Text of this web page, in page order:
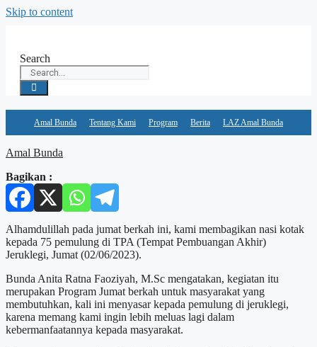
Skip to content
Search
Amal Bunda Tentang Kami Program Berita LAZ Amal Bunda
Amal Bunda
Bagikan :
Alhamdulillah pada jumat berkah ini, kami membagikan nasi kotak
kepada 75 pemulung di TPA (Tempat Pembuangan Akhir)
Jeruklegi, Jumat (02/06/2023).
Bunda Anita Ratna Faoziyah, M.Sc mengatakan, kegiatan itu
merupakan Program Jumat berkah untuk masyarakat yang
membutuhkan, kali ini menyasar kepada pemulung di jeruklegi,
karena memang kami ingin lebih meluas lagi dalam
kebermanfaatannya kepada masyarakat.